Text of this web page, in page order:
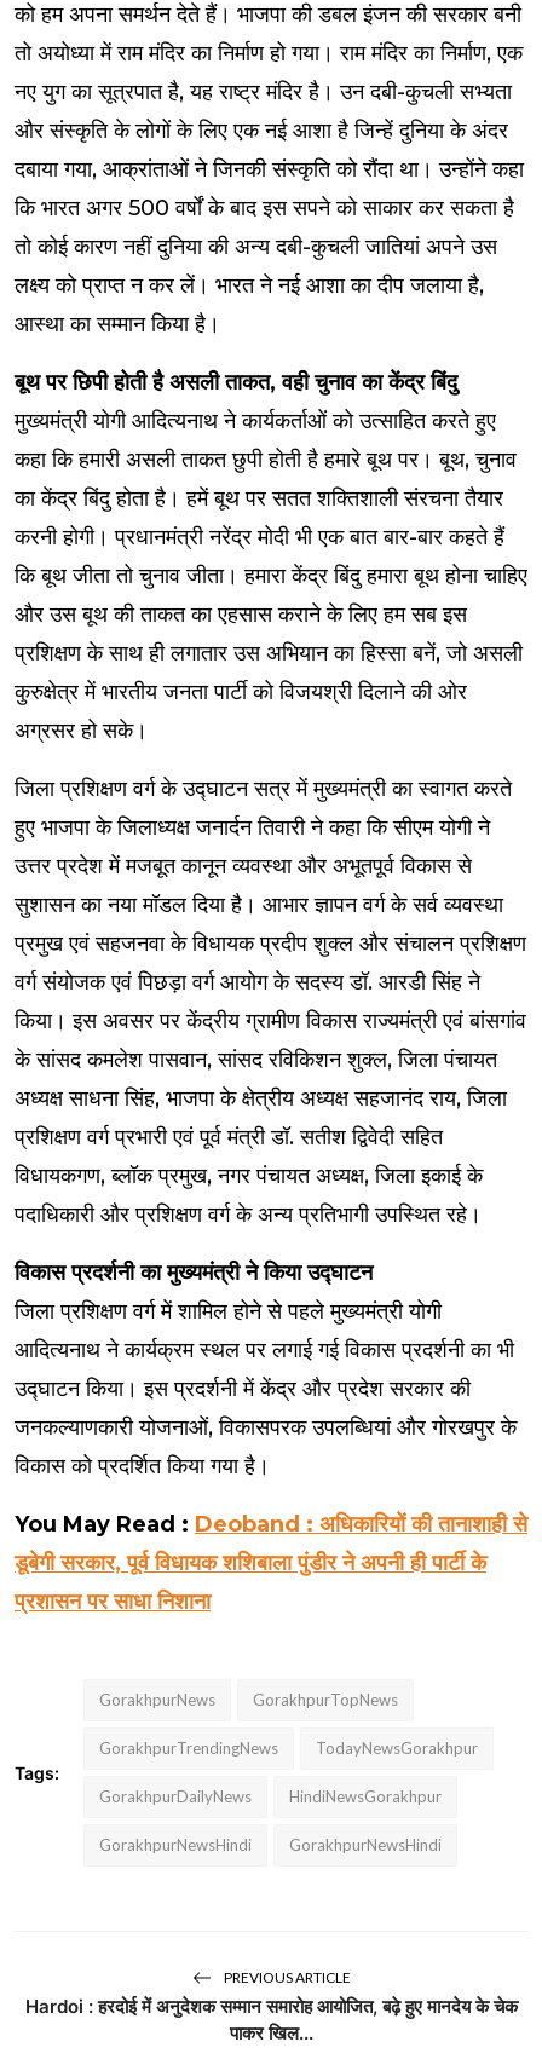
को हम अपना समर्थन देते हैं। भाजपा की डबल इंजन की सरकार बनी
तो अयोध्या में राम मंदिर का निर्माण हो गया। राम मंदिर का निर्माण, एक
नए युग का सूत्रपात है, यह राष्ट्र मंदिर है। उन दबी-कुचली सभ्यता
और संस्कृति के लोगों के लिए एक नई आशा है जिन्हें दुनिया के अंदर
दबाया गया, आक्रांताओं ने जिनकी संस्कृति को रौंदा था। उन्होंने कहा
कि भारत अगर 500 वर्षों के बाद इस सपने को साकार कर सकता है
तो कोई कारण नहीं दुनिया की अन्य दबी-कुचली जातियां अपने उस
लक्ष्य को प्राप्त न कर लें। भारत ने नई आशा का दीप जलाया है,
आस्था का सम्मान किया है।
बूथ पर छिपी होती है असली ताकत, वही चुनाव का केंद्र बिंदु
मुख्यमंत्री योगी आदित्यनाथ ने कार्यकर्ताओं को उत्साहित करते हुए
कहा कि हमारी असली ताकत छुपी होती है हमारे बूथ पर। बूथ, चुनाव
का केंद्र बिंदु होता है। हमें बूथ पर सतत शक्तिशाली संरचना तैयार
करनी होगी। प्रधानमंत्री नरेंद्र मोदी भी एक बात बार-बार कहते हैं
कि बूथ जीता तो चुनाव जीता। हमारा केंद्र बिंदु हमारा बूथ होना चाहिए
और उस बूथ की ताकत का एहसास कराने के लिए हम सब इस
प्रशिक्षण के साथ ही लगातार उस अभियान का हिस्सा बनें, जो असली
कुरुक्षेत्र में भारतीय जनता पार्टी को विजयश्री दिलाने की ओर
अग्रसर हो सके।
जिला प्रशिक्षण वर्ग के उद्घाटन सत्र में मुख्यमंत्री का स्वागत करते
हुए भाजपा के जिलाध्यक्ष जनार्दन तिवारी ने कहा कि सीएम योगी ने
उत्तर प्रदेश में मजबूत कानून व्यवस्था और अभूतपूर्व विकास से
सुशासन का नया मॉडल दिया है। आभार ज्ञापन वर्ग के सर्व व्यवस्था
प्रमुख एवं सहजनवा के विधायक प्रदीप शुक्ल और संचालन प्रशिक्षण
वर्ग संयोजक एवं पिछड़ा वर्ग आयोग के सदस्य डॉ. आरडी सिंह ने
किया। इस अवसर पर केंद्रीय ग्रामीण विकास राज्यमंत्री एवं बांसगांव
के सांसद कमलेश पासवान, सांसद रविकिशन शुक्ल, जिला पंचायत
अध्यक्ष साधना सिंह, भाजपा के क्षेत्रीय अध्यक्ष सहजानंद राय, जिला
प्रशिक्षण वर्ग प्रभारी एवं पूर्व मंत्री डॉ. सतीश द्विवेदी सहित
विधायकगण, ब्लॉक प्रमुख, नगर पंचायत अध्यक्ष, जिला इकाई के
पदाधिकारी और प्रशिक्षण वर्ग के अन्य प्रतिभागी उपस्थित रहे।
विकास प्रदर्शनी का मुख्यमंत्री ने किया उद्घाटन
जिला प्रशिक्षण वर्ग में शामिल होने से पहले मुख्यमंत्री योगी
आदित्यनाथ ने कार्यक्रम स्थल पर लगाई गई विकास प्रदर्शनी का भी
उद्घाटन किया। इस प्रदर्शनी में केंद्र और प्रदेश सरकार की
जनकल्याणकारी योजनाओं, विकासपरक उपलब्धियां और गोरखपुर के
विकास को प्रदर्शित किया गया है।
You May Read : Deoband : अधिकारियों की तानाशाही से
डूबेगी सरकार, पूर्व विधायक शशिबाला पुंडीर ने अपनी ही पार्टी के
प्रशासन पर साधा निशाना
Tags:
GorakhpurNews GorakhpurTopNews
GorakhpurTrendingNews TodayNewsGorakhpur
GorakhpurDailyNews HindiNewsGorakhpur
GorakhpurNewsHindi GorakhpurNewsHindi
PREVIOUS ARTICLE
Hardoi : हरदोई में अनुदेशक सम्मान समारोह आयोजित, बढ़े हुए मानदेय के चेक
पाकर खिल...